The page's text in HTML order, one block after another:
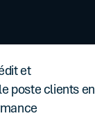
et
poste clients en